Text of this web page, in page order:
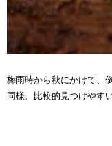
梅雨時から秋にかけて、
同様、比較的見つけやすい